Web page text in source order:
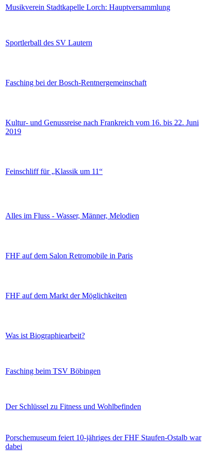
Musikverein Stadtkapelle Lorch: Hauptversammlung
Sportlerball des SV Lautern
Fasching bei der Bosch-Rentnergemeinschaft
Kultur- und Genussreise nach Frankreich vom 16. bis 22. Juni
2019
Feinschliff für „Klassik um 11“
Alles im Fluss - Wasser, Männer, Melodien
FHF auf dem Salon Retromobile in Paris
FHF auf dem Markt der Möglichkeiten
Was ist Biographiearbeit?
Fasching beim TSV Böbingen
Der Schlüssel zu Fitness und Wohlbefinden
Porschemuseum feiert 10-jähriges der FHF Staufen-Ostalb war
dabei